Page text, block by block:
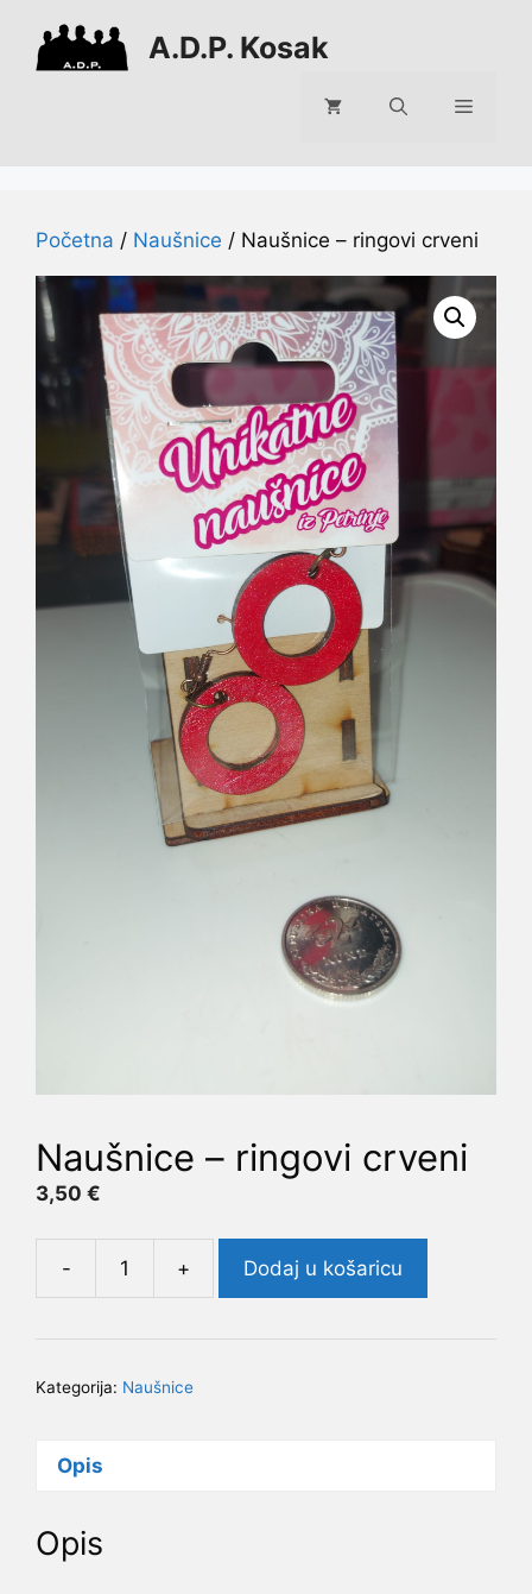
sadržaj
A.D.P. Kosak
Početna / Naušnice / Naušnice – ringovi crveni
Naušnice – ringovi crveni
3,50 €
-
Naušnice
ringovi
+ Dodaj u košaricu
Kategorija: Naušnice
Opis
Opis